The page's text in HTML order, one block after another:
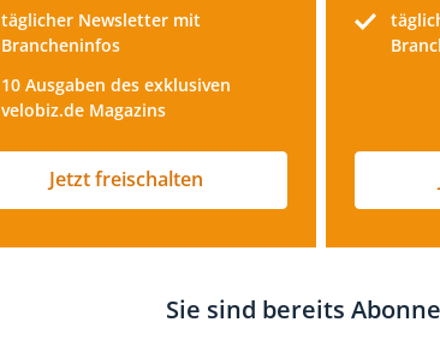
täglicher Newsletter mit
Brancheninfos
10 Ausgaben des exklusiven
velobiz.de Magazins
Jetzt freischalten
Sie sind bereits